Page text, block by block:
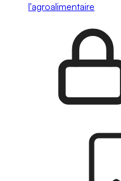
l'agroalimentaire